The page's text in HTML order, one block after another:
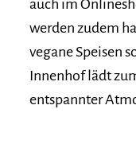
auch im
werden zudem
vegane Speisen
Innenhof lädt
entspannter